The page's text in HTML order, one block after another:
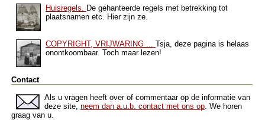
Huisregels. De gehanteerde regels met betrekking tot
plaatsnamen etc. Hier zijn ze.
COPYRIGHT, VRIJWARING ... Tsja, deze pagina is helaas
onontkoombaar. Toch maar lezen!
Contact
Als u vragen heeft over of commentaar op de informatie van
deze site, neem dan a.u.b. contact met ons op . We horen
graag van u.